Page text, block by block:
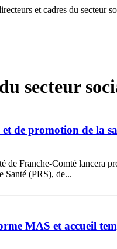
et cadres du secteur
secteur
de promotion de la
de Franche-Comté lancera
Santé (PRS), de...
MAS et accueil